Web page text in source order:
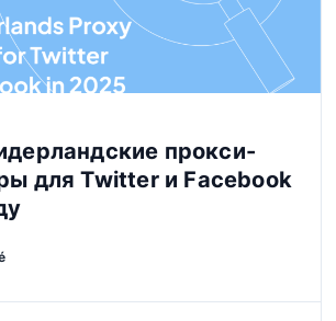
прокси-
для Twitter и Facebook